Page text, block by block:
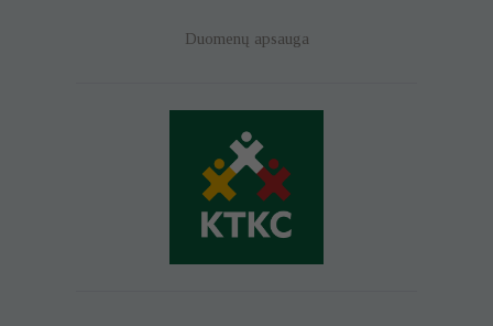
Duomenų apsauga